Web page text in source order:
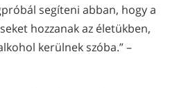
segíteni abban, hogy a
hozzanak az életükben,
kerülnek szóba.” –